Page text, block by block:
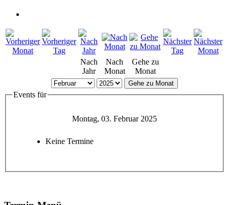
Nach
Jahr
Nach
Monat
Gehe zu
Monat
Gehe zu Monat
Events für
Montag, 03. Februar 2025
Keine Termine